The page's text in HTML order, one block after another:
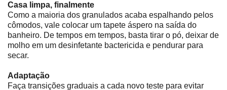
Casa limpa, finalmente
Como a maioria dos granulados acaba espalhando pelos
cômodos, vale colocar um tapete áspero na saída do
banheiro. De tempos em tempos, basta tirar o pó, deixar de
molho em um desinfetante bactericida e pendurar para
secar.
Adaptação
Faça transições graduais a cada novo teste para evitar